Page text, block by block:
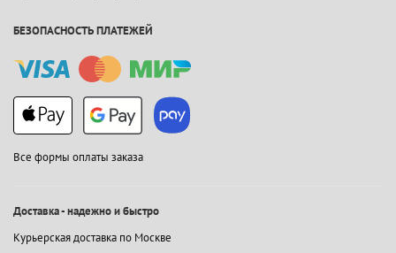
БЕЗОПАСНОСТЬ ПЛАТЕЖЕЙ
Все формы оплаты заказа
Доставка - надежно и быстро
Курьерская доставка по Москве